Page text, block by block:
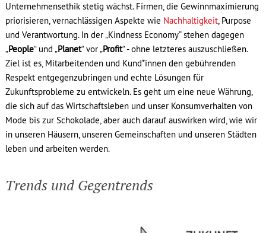
Unternehmensethik stetig wächst. Firmen, die Gewinnmaximierung
priorisieren, vernachlässigen Aspekte wie Nachhaltigkeit, Purpose
und Verantwortung. In der „Kindness Economy” stehen dagegen
„People“ und „Planet“ vor „Profit“ - ohne letzteres auszuschließen.
Ziel ist es, Mitarbeitenden und Kund*innen den gebührenden
Respekt entgegenzubringen und echte Lösungen für
Zukunftsprobleme zu entwickeln. Es geht um eine neue Währung,
die sich auf das Wirtschaftsleben und unser Konsumverhalten von
Mode bis zur Schokolade, aber auch darauf auswirken wird, wie wir
in unseren Häusern, unseren Gemeinschaften und unseren Städten
leben und arbeiten werden.
Trends und Gegentrends